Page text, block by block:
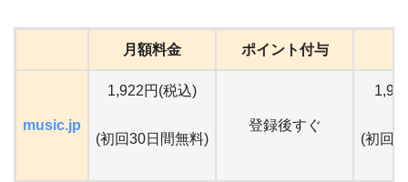
月額料金 ポイント付与
music.jp
1,922円(税込)
(初回30日間無料)
登録後すぐ
(初回